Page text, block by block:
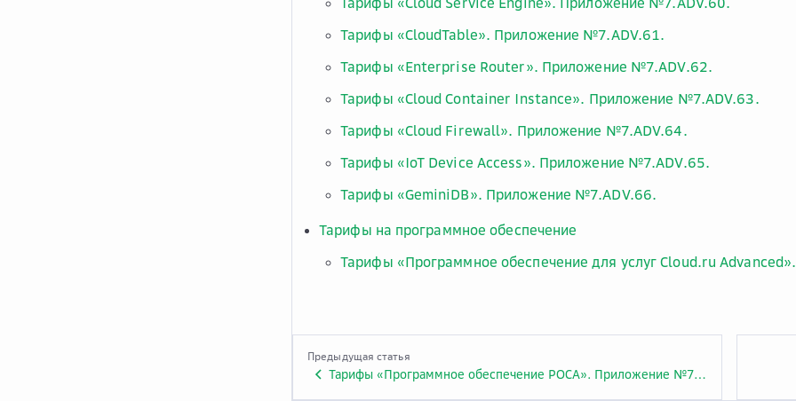
Тарифы «CloudTable». Приложение №7.ADV.61.
Тарифы «Enterprise Router». Приложение №7.ADV.62.
Тарифы «Cloud Container Instance». Приложение №7.ADV.63.
Тарифы «Cloud Firewall». Приложение №7.ADV.64.
Тарифы «IoT Device Access». Приложение №7.ADV.65.
Тарифы «GeminiDB». Приложение №7.ADV.66.
Тарифы на программное обеспечение
Тарифы «Программное обеспечение для услуг Cloud.ru
Предыдущая статья
Тарифы «Программное обеспечение РОСА». Приложение №7A.VMW.3.РОСА.